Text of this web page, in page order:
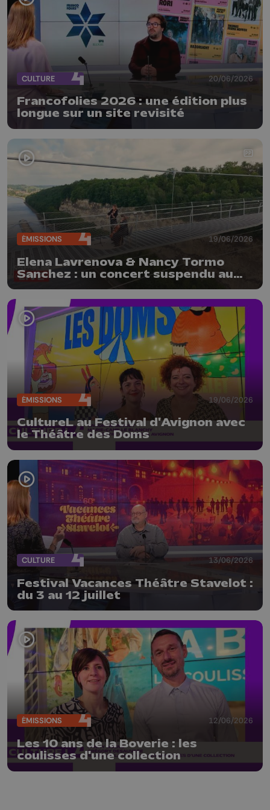
CULTURE 20/06/2026
Francofolies 2026 : une édition plus
longue sur un site revisité
ÉMISSIONS 19/06/2026
Elena Lavrenova & Nancy Tormo
Sanchez : un concert suspendu au
Fort d'Eben-Emael
ÉMISSIONS 19/06/2026
CultureL au Festival d'Avignon avec
le Théâtre des Doms
CULTURE 13/06/2026
Festival Vacances Théâtre Stavelot :
du 3 au 12 juillet
ÉMISSIONS 12/06/2026
Les 10 ans de la Boverie : les
coulisses d'une collection